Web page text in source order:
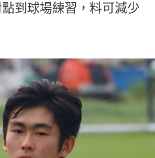
到球場練習，料可減少